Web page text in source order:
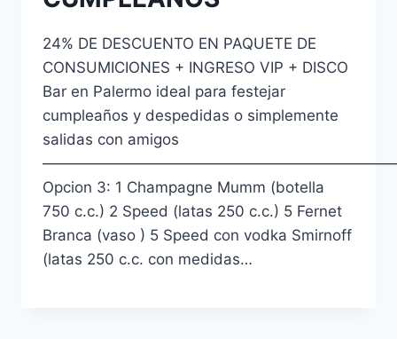
24% DE DESCUENTO EN PAQUETE DE
CONSUMICIONES + INGRESO VIP + DISCO
Bar en Palermo ideal para festejar
cumpleaños y despedidas o simplemente
salidas con amigos
Opcion 3: 1 Champagne Mumm (botella
750 c.c.) 2 Speed (latas 250 c.c.) 5 Fernet
Branca (vaso ) 5 Speed con vodka Smirnoff
(latas 250 c.c. con medidas…